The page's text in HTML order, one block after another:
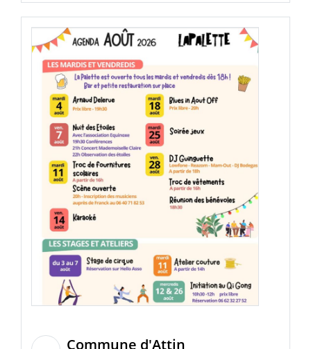
Commune d'Attin